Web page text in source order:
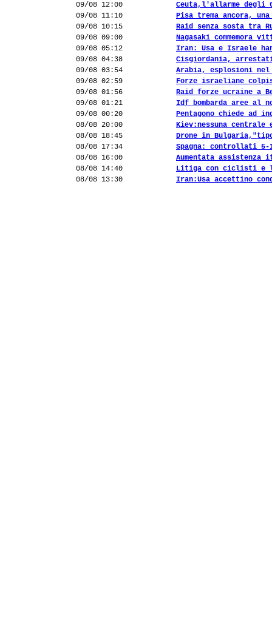
09/08 12:00
Ceuta,l'allarme degli
09/08 11:10
Pisa trema ancora,
09/08 10:15
Raid senza sosta tra
09/08 09:00
Nagasaki commemora
09/08 05:12
Iran: Usa e Israele
09/08 04:38
Cisgiordania,
09/08 03:54
Arabia, esplosioni nel
09/08 02:59
Forze israeliane
09/08 01:56
Raid forze ucraine a
09/08 01:21
Idf bombarda aree al
09/08 00:20
Pentagono chiede ad
08/08 20:00
Kiev:nessuna
08/08 18:45
Drone in
08/08 17:34
Spagna: controllati 5-
08/08 16:00
Aumentata assistenza
08/08 14:40
Litiga con ciclisti
08/08 13:30
Iran:Usa accettino